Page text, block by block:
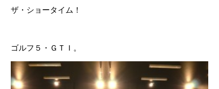
ザ・ショータイム！
ゴルフ５・ＧＴＩ。